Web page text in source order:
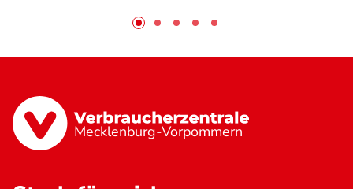
Mecklenburg-Vorpommern